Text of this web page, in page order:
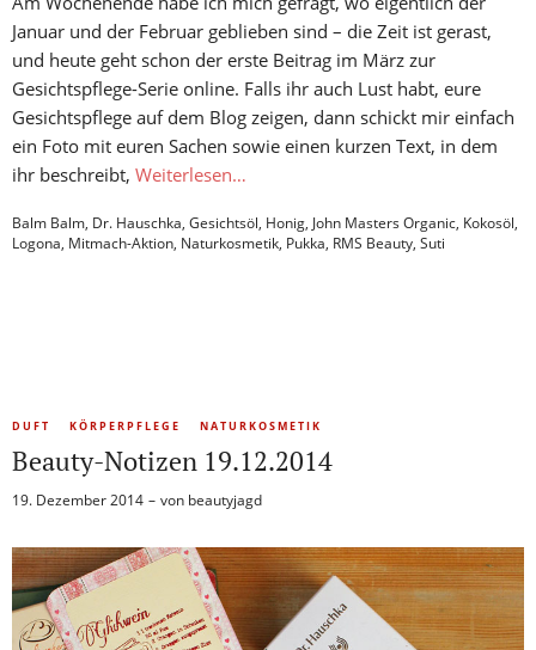
Januar und der Februar geblieben sind – die Zeit ist gerast,
und heute geht schon der erste Beitrag im März zur
Gesichtspflege-Serie online. Falls ihr auch Lust habt, eure
Gesichtspflege auf dem Blog zeigen, dann schickt mir einfach
ein Foto mit euren Sachen sowie einen kurzen Text, in dem
ihr beschreibt, Weiterlesen…
Balm Balm, Dr. Hauschka, Gesichtsöl, Honig, John Masters Organic, Kokosöl,
Logona, Mitmach-Aktion, Naturkosmetik, Pukka, RMS Beauty, Suti
DUFT KÖRPERPFLEGE NATURKOSMETIK
Beauty-Notizen 19.12.2014
19. Dezember 2014 von beautyjagd